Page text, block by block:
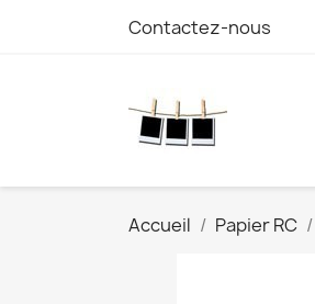
Contactez-nous
Accueil Papier RC